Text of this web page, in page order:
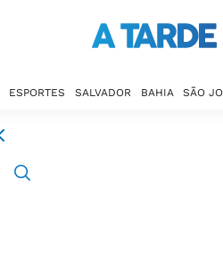
ESPORTES SALVADOR BAHIA SÃO